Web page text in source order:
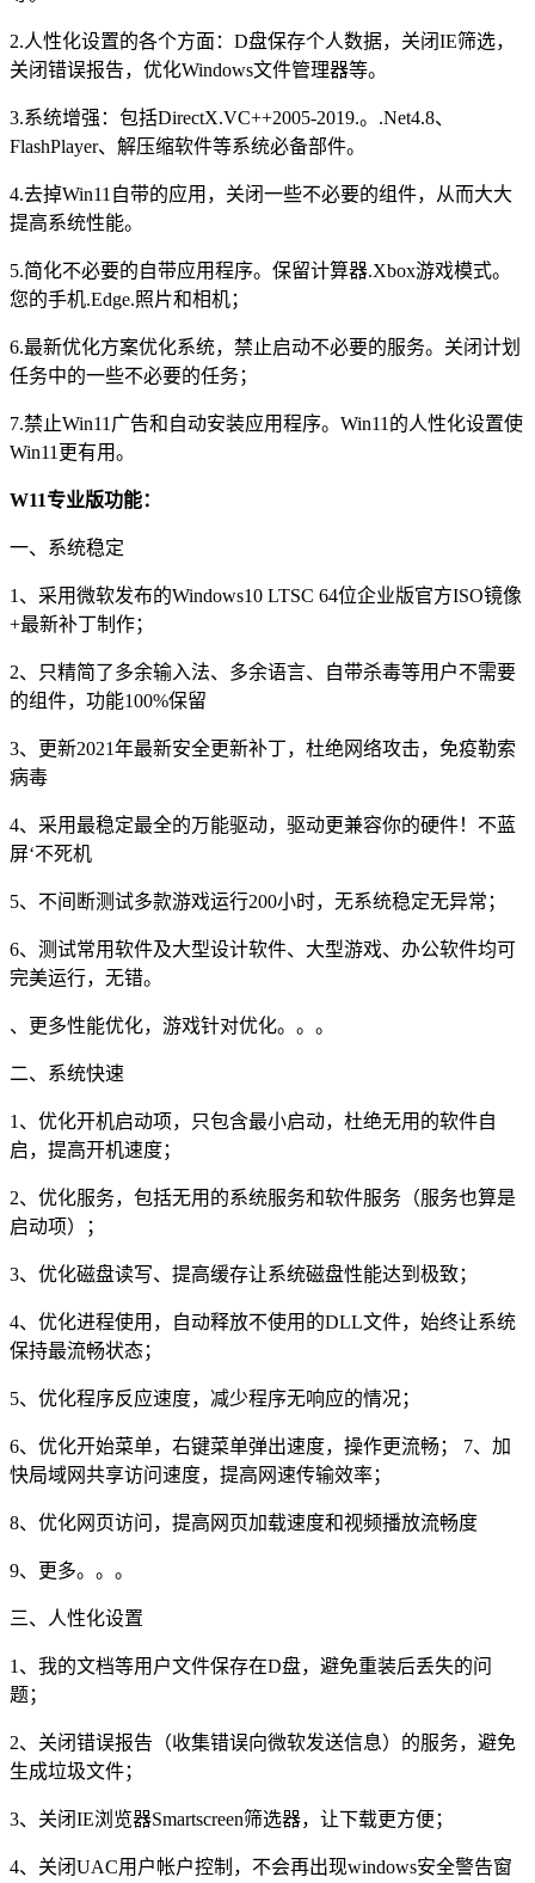
2.人性化设置的各个方面：D盘保存个人数据，关闭IE筛选，
关闭错误报告，优化Windows文件管理器等。
3.系统增强：包括DirectX.VC++2005-2019.。.Net4.8、
FlashPlayer、解压缩软件等系统必备部件。
4.去掉Win11自带的应用，关闭一些不必要的组件，从而大大
提高系统性能。
5.简化不必要的自带应用程序。保留计算器.Xbox游戏模式。
您的手机.Edge.照片和相机；
6.最新优化方案优化系统，禁止启动不必要的服务。关闭计划
任务中的一些不必要的任务；
7.禁止Win11广告和自动安装应用程序。Win11的人性化设置使
Win11更有用。
W11专业版功能：
一、系统稳定
1、采用微软发布的Windows10 LTSC 64位企业版官方ISO镜像
+最新补丁制作；
2、只精简了多余输入法、多余语言、自带杀毒等用户不需要
的组件，功能100%保留
3、更新2021年最新安全更新补丁，杜绝网络攻击，免疫勒索
病毒
4、采用最稳定最全的万能驱动，驱动更兼容你的硬件！不蓝
屏‘不死机
5、不间断测试多款游戏运行200小时，无系统稳定无异常；
6、测试常用软件及大型设计软件、大型游戏、办公软件均可
完美运行，无错。
、更多性能优化，游戏针对优化。。。
二、系统快速
1、优化开机启动项，只包含最小启动，杜绝无用的软件自
启，提高开机速度；
2、优化服务，包括无用的系统服务和软件服务（服务也算是
启动项）；
3、优化磁盘读写、提高缓存让系统磁盘性能达到极致；
4、优化进程使用，自动释放不使用的DLL文件，始终让系统
保持最流畅状态；
5、优化程序反应速度，减少程序无响应的情况；
6、优化开始菜单，右键菜单弹出速度，操作更流畅； 7、加
快局域网共享访问速度，提高网速传输效率；
8、优化网页访问，提高网页加载速度和视频播放流畅度
9、更多。。。
三、人性化设置
1、我的文档等用户文件保存在D盘，避免重装后丢失的问
题；
2、关闭错误报告（收集错误向微软发送信息）的服务，避免
生成垃圾文件；
3、关闭IE浏览器Smartscreen筛选器，让下载更方便；
4、关闭UAC用户帐户控制，不会再出现windows安全警告窗